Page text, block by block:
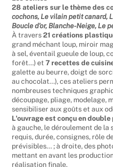
Les contes
28 ateliers sur le thème des
cochons, Le vilain petit canard,
Boucle d'or, Blanche-Neige, Le
À travers21 créations
grand méchant loup, miroir
à sel, éventail gueule de loup,
forêt...) et 7 recettes de
galette au beurre, doigt de
au chocolat...), ces ateliers
nombreuses techniques
découpage, pliage, modelage,
sensibiliser aux goûts et aux
L'ouvrage est conçu en double
à gauche, le déroulement de la
requis, durée, consignes, rôle
prévisibles... ; à droite, des
mettant en avant les